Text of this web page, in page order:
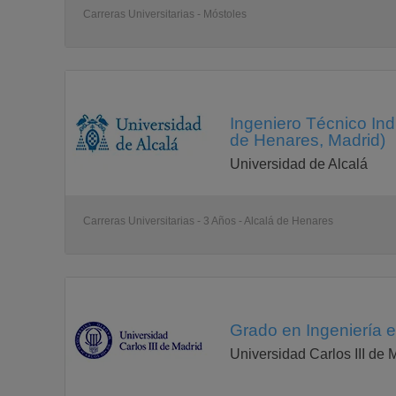
Ob
3424
Teoría de Máquinas (A)
Tr
Primer Cuatrimestre Carácter*
Subtotal: 6
Libres
Li
Subtotal: 9
Carreras Universitarias - Móstoles
Ingeniero Técnico
de Henares, Madrid)
Universidad de Alcalá
Carreras Universitarias - 3 Años - Alcalá de Henares
Grado en Ingeniería
Universidad Carlos III de